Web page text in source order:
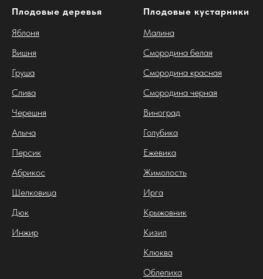
Плодовые деревья
Яблоня
Вишня
Груша
Слива
Черешня
Алыча
Персик
Абрикос
Шелковица
Дюк
Инжир
Плодовые кустарники
Малина
Смородина белая
Смородина красная
Смородина черная
Виноград
Голубика
Ежевика
Жимолость
Ирга
Крыжовник
Кизил
Клюква
Облепиха